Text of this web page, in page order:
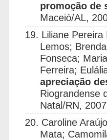
promoção de
Maceió/AL,
19. Liliane
Lemos;
Fonseca;
Ferreira;
apreciação
Riograndense
Natal/RN,
20. Caroline
Mata;